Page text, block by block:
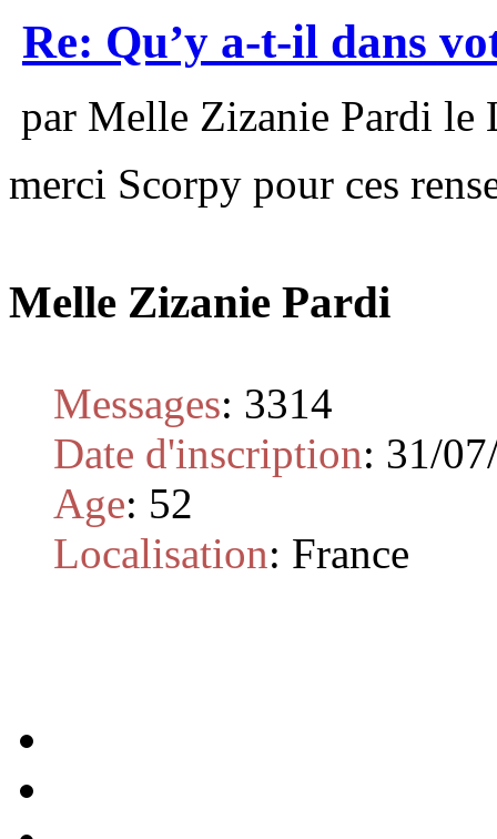
Re: Qu’y a-t-il dans
par Melle Zizanie Pardi le
merci Scorpy pour ces
Melle Zizanie Pardi
Messages: 3314
Date d'inscription: 31/
Age: 52
Localisation: France